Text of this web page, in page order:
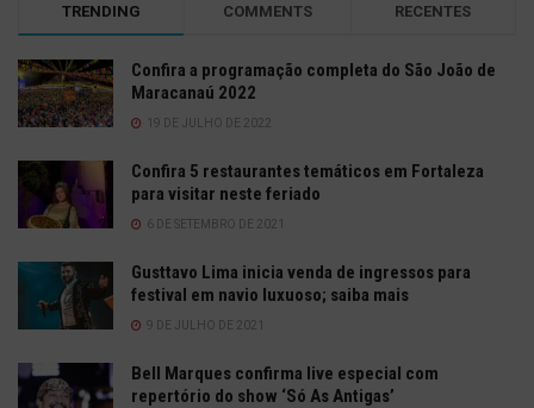
TRENDING COMMENTS RECENTES
Confira a programação completa do São João de
Maracanaú 2022
19 DE JULHO DE 2022
Confira 5 restaurantes temáticos em Fortaleza
para visitar neste feriado
6 DE SETEMBRO DE 2021
Gusttavo Lima inicia venda de ingressos para
festival em navio luxuoso; saiba mais
9 DE JULHO DE 2021
Bell Marques confirma live especial com
repertório do show ‘Só As Antigas’